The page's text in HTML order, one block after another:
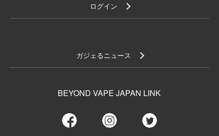
ログイン
ガジェるニュース
BEYOND VAPE JAPAN LINK